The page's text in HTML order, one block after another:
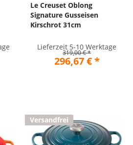
Le Creuset Oblong
Signature Gusseisen
Kirschrot 31cm
Lieferzeit 5-10 Werktage
319,00 € *
296,67 € *
Versandfrei